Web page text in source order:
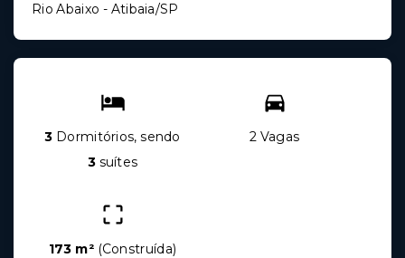
Rio Abaixo - Atibaia/SP
3 Dormitórios, sendo
3suítes
2 Vagas
173 m² (Construída)